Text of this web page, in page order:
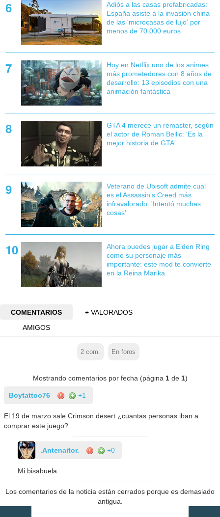
Adiós a las casas prefabricadas:
España asiste a la invasión china
de las 'microcasas de lujo' por
menos de 70.000 euros
Hoy en Netflix uno de los animes
más prometedores con 8 años de
desarrollo: 13 episodios con una
animación fantástica
GTA 4 merece un remaster, según
el actor de Roman Bellic: 'Es la
mejor historia de GTA'
Veterano de Ubisoft admite cuál
es el Assassin's Creed más
infravalorado: 'Intentó muchas
cosas'
Ahora puedes jugar a Elden Ring
como su personaje más
importante: este mod te convierte
en la Reina Marika
COMENTARIOS
+ VALORADOS
AMIGOS
2 com. En foros
Mostrando comentarios por fecha (página 1de 1)
Boytattoo76 +1
El 19 de marzo sale Crimson desert ¿cuantas personas iban a
comprar este juego?
.Antenaitor. +0
Mi bisabuela
Los comentarios de la noticia están cerrados porque es demasiado
antigua.